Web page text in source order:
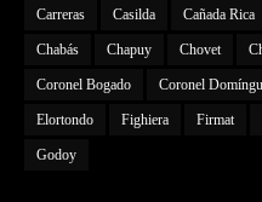
Carreras Casilda Cañada Rica
Chabás Chapuy Chovet
Coronel Bogado Coronel
Elortondo Fighiera Firmat
Godoy